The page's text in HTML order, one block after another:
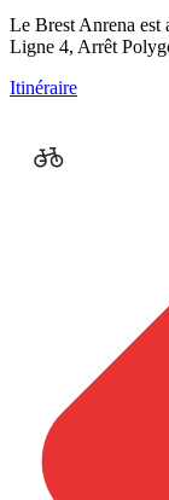
Le Brest Anrena est
Ligne 4, Arrêt
Itinéraire